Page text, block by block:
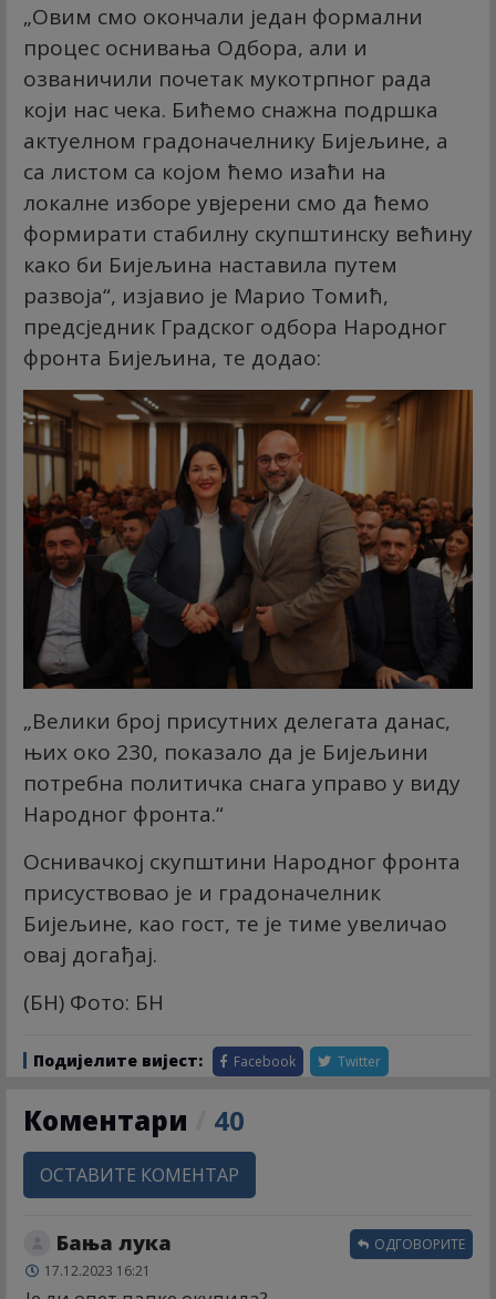
„Овим смо окончали један формални
процес оснивања Одбора, али и
озваничили почетак мукотрпног рада
који нас чека. Бићемо снажна подршка
актуелном градоначелнику Бијељине, а
са листом са којом ћемо изаћи на
локалне изборе увјерени смо да ћемо
формирати стабилну скупштинску већину
како би Бијељина наставила путем
развоја“, изјавио је Марио Томић,
предсједник Градског одбора Народног
фронта Бијељина, те додао:
„Велики број присутних делегата данас,
њих око 230, показало да је Бијељини
потребна политичка снага управо у виду
Народног фронта.“
Оснивачкој скупштини Народног фронта
присуствовао је и градоначелник
Бијељине, као гост, те је тиме увеличао
овај догађај.
(БН) Фото: БН
Подијелите вијест: Facebook Twitter
Коментари 40
ОСТАВИТЕ КОМЕНТАР
Бања лука
17.12.2023 16:21
ОДГОВОРИТЕ